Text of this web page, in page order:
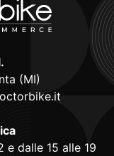
(MI)
e dalle 15 alle 19